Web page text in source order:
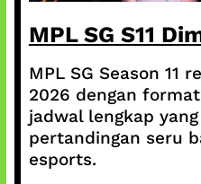
MPL SG S11
MPL SG Season 11
2026 dengan
jadwal lengkap
pertandingan seru
esports.